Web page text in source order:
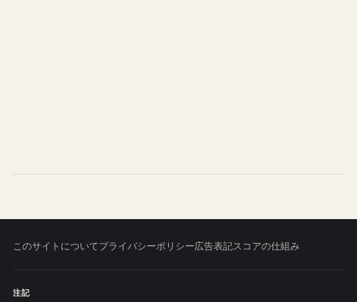
このサイトについてプライバシーポリシー広告表記スコアの仕組み
注記